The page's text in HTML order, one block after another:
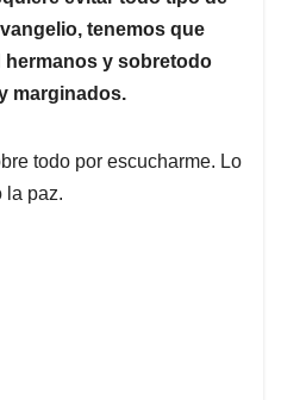
tenemos que
hermanos y sobretodo
marginados.
todo por escucharme. Lo
la paz.